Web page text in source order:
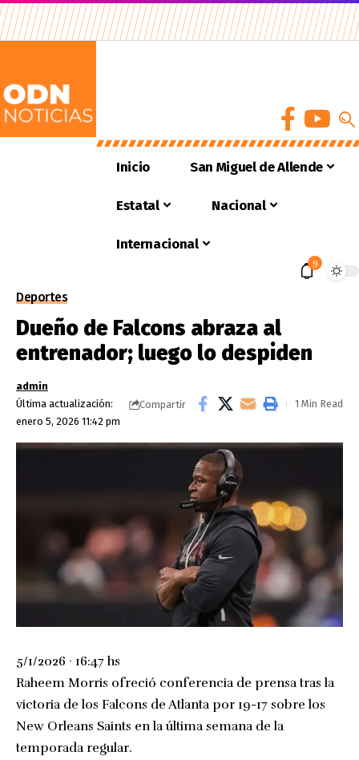
Inicio San Miguel de Allende
Estatal Nacional
Internacional
9
Deportes
Dueño de Falcons abraza al
entrenador; luego lo despiden
Última actualización:
enero 5, 2026 11:42 pm
admin
Compartir
1 Min Read
5/1/2026 · 16:47 hs
Raheem Morris ofreció conferencia de prensa tras la
victoria de los Falcons de Atlanta por 19-17 sobre los
New Orleans Saints en la última semana de la
temporada regular.